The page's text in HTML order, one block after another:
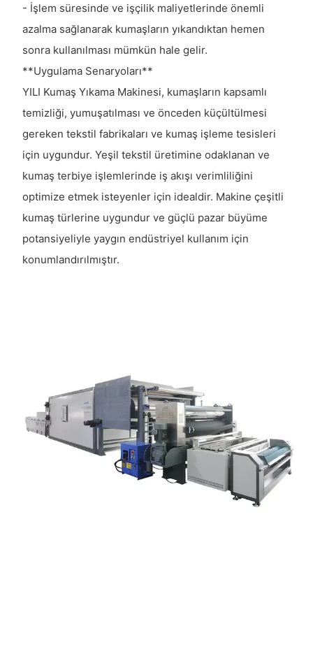
- İşlem süresinde ve işçilik maliyetlerinde önemli
azalma sağlanarak kumaşların yıkandıktan hemen
sonra kullanılması mümkün hale gelir.
**Uygulama Senaryoları**
YILI Kumaş Yıkama Makinesi, kumaşların kapsamlı
temizliği, yumuşatılması ve önceden küçültülmesi
gereken tekstil fabrikaları ve kumaş işleme tesisleri
için uygundur. Yeşil tekstil üretimine odaklanan ve
kumaş terbiye işlemlerinde iş akışı verimliliğini
optimize etmek isteyenler için idealdir. Makine çeşitli
kumaş türlerine uygundur ve güçlü pazar büyüme
potansiyeliyle yaygın endüstriyel kullanım için
konumlandırılmıştır.